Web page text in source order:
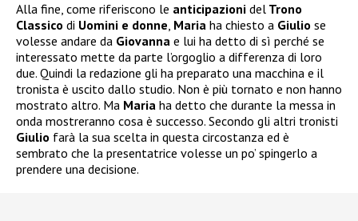
Alla fine, come riferiscono le anticipazioni del Trono
Classico di Uomini e donne, Maria ha chiesto a Giulio se
volesse andare da Giovanna e lui ha detto di sì perché se
interessato mette da parte l’orgoglio a differenza di loro
due. Quindi la redazione gli ha preparato una macchina e il
tronista è uscito dallo studio. Non è più tornato e non hanno
mostrato altro. Ma Maria ha detto che durante la messa in
onda mostreranno cosa è successo. Secondo gli altri tronisti
Giulio farà la sua scelta in questa circostanza ed è
sembrato che la presentatrice volesse un po’ spingerlo a
prendere una decisione.